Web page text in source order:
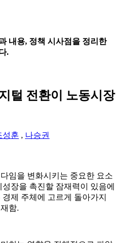
내용, 정책 시사점을 정리한
.
털 전환이 노동시장
성훈 , 나승권
임을 변화시키는 중요한 요소
장을 촉진할 잠재력이 있음에
제 주체에 고르게 돌아가지
함.